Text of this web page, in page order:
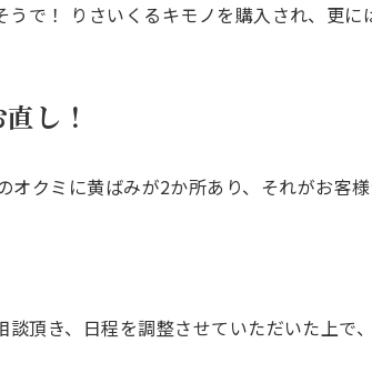
うで！ りさいくるキモノを購入され、
し！
ミに黄ばみが2か所あり、それがお客様
頂き、日程を調整させていただいた上